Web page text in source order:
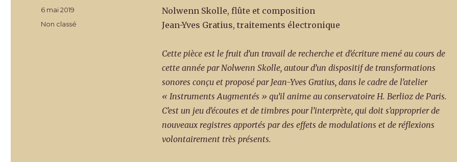
Nolwenn Skolle, flûte et composition
Jean-Yves Gratius, traitements électronique
Cette pièce est le fruit d’un travail de recherche et d’écriture mené au cours de
cette année par Nolwenn Skolle, autour d’un dispositif de transformations
sonores conçu et proposé par Jean-Yves Gratius, dans le cadre de l’atelier
« Instruments Augmentés » qu’il anime au conservatoire H. Berlioz de Paris.
C’est un jeu d’écoutes et de timbres pour l’interprète, qui doit s’approprier de
nouveaux registres apportés par des effets de modulations et de réflexions
volontairement très présents.
Publié
6 mai 2019
Catégories
Non classé